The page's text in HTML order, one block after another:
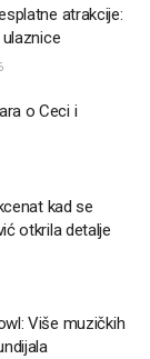
atrakcije:
o Ceci i
kad se
otkrila detalje
Više muzičkih